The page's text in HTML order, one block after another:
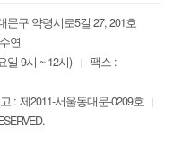
문구 약령시로5길 27, 201호
연
일 9시 ~ 12시) |
팩스 :
: 제2011-서울동대문-0209호 |